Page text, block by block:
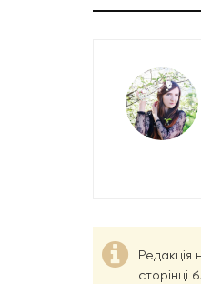
Редакція
сторінці